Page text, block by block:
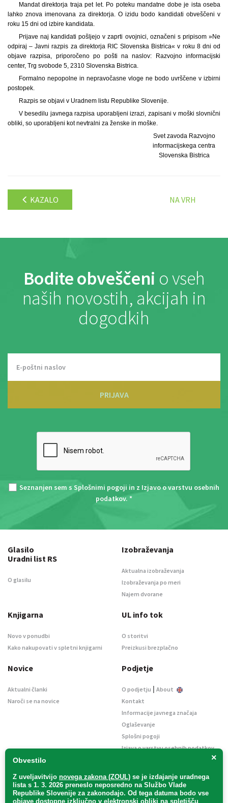
Mandat direktorja traja pet let. Po poteku mandatne dobe je ista oseba
lahko znova imenovana za direktorja. O izidu bodo kandidati obveščeni v
roku 15 dni od izbire kandidata.
Prijave naj kandidati pošljejo v zaprti ovojnici, označeni s pripisom »Ne
odpiraj – Javni razpis za direktorja RIC Slovenska Bistrica« v roku 8 dni od
objave razpisa, priporočeno po pošti na naslov: Razvojno informacijski
center, Trg svobode 5, 2310 Slovenska Bistrica.
Formalno nepopolne in nepravočasne vloge ne bodo uvrščene v izbirni
postopek.
Razpis se objavi v Uradnem listu Republike Slovenije.
V besedilu javnega razpisa uporabljeni izrazi, zapisani v moški slovnični
obliki, so uporabljeni kot nevtralni za ženske in moške.
Svet zavoda Razvojno
informacijskega centra
Slovenska Bistrica
KAZALO NA VRH
Bodite obveščeni o vseh
naših novostih, akcijah in
dogodkih
PRIJAVA
Seznanjen sem s Splošnimi pogoji in z Izjavo o varstvu osebnih
podatkov. *
×
Obvestilo
Z uveljavitvijo novega zakona (ZOUL) se je izdajanje uradnega
lista s 1. 3. 2026 preneslo neposredno na Službo Vlade
Republike Slovenije za zakonodajo. Od tega datuma bodo vse
objave dostopne izključno v elektronski obliki na spletišču
Glasilo
Uradni list RS
O glasilu
Izobraževanja
Aktualna izobraževanja
Izobraževanja po meri
Najem dvorane
Knjigarna
Novo v ponudbi
Kako nakupovati v spletni knjigarni
UL info tok
O storitvi
Preizkusi brezplačno
Novice
Aktualni članki
Naroči se na novice
Podjetje
O podjetju | About
Kontakt
Informacije javnega značaja
Oglaševanje
Splošni pogoji
Izjava o varstvu osebnih podatkov